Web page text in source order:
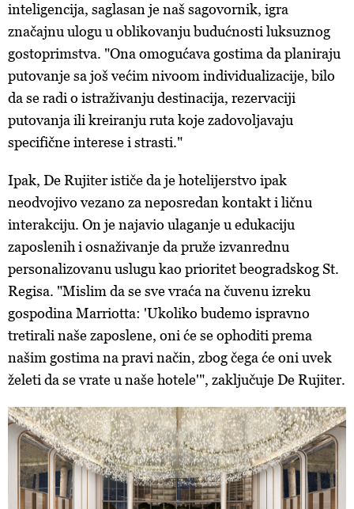
inteligencija, saglasan je naš sagovornik, igra
značajnu ulogu u oblikovanju budućnosti luksuznog
gostoprimstva. "Ona omogućava gostima da planiraju
putovanje sa još većim nivoom individualizacije, bilo
da se radi o istraživanju destinacija, rezervaciji
putovanja ili kreiranju ruta koje zadovoljavaju
specifične interese i strasti."
Ipak, De Rujiter ističe da je hotelijerstvo ipak
neodvojivo vezano za neposredan kontakt i ličnu
interakciju. On je najavio ulaganje u edukaciju
zaposlenih i osnaživanje da pruže izvanrednu
personalizovanu uslugu kao prioritet beogradskog St.
Regisa. "Mislim da se sve vraća na čuvenu izreku
gospodina Marriotta: 'Ukoliko budemo ispravno
tretirali naše zaposlene, oni će se ophoditi prema
našim gostima na pravi način, zbog čega će oni uvek
želeti da se vrate u naše hotele'", zaključuje De Rujiter.